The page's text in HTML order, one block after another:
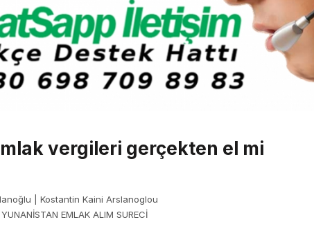
vergileri gerçekten el mi
| Kostantin Kaini Arslanoglou
YUNANİSTAN EMLAK ALIM SURECİ